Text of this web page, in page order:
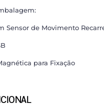
Sensor de Movimento
para Fixação